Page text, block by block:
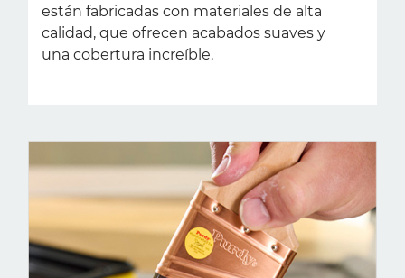
están fabricadas con materiales de alta
calidad, que ofrecen acabados suaves y
una cobertura increíble.